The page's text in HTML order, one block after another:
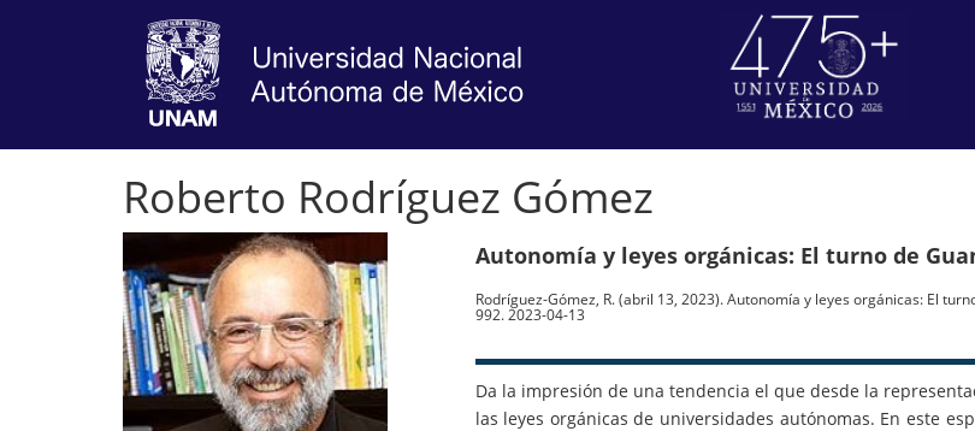
Roberto Rodríguez Gómez
Autonomía y leyes orgánicas: El turno de
Rodríguez-Gómez, R. (abril 13, 2023). Autonomía y leyes orgánicas: El
992. 2023-04-13
Da la impresión de una tendencia el que desde la
las leyes orgánicas de universidades autónomas. En este